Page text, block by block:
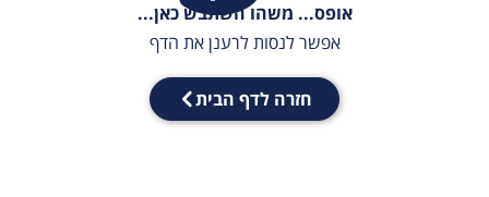
אופס... משהו השתבש כאן...
אפשר לנסות לרענן את הדף
חזרה לדף הבית